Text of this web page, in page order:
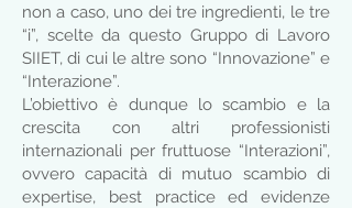
non a caso, uno dei tre ingredienti, le tre
“i”, scelte da questo Gruppo di Lavoro
SIIET, di cui le altre sono “Innovazione” e
“Interazione”.
L’obiettivo è dunque lo scambio e la
crescita con altri professionisti
internazionali per fruttuose “Interazioni”,
ovvero capacità di mutuo scambio di
expertise, best practice ed evidenze